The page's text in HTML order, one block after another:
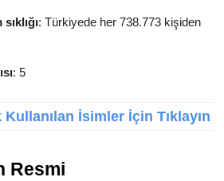
: Türkiyede her 738.773 kişiden
: 5
İsimler İçin Tıklayın
Resmi